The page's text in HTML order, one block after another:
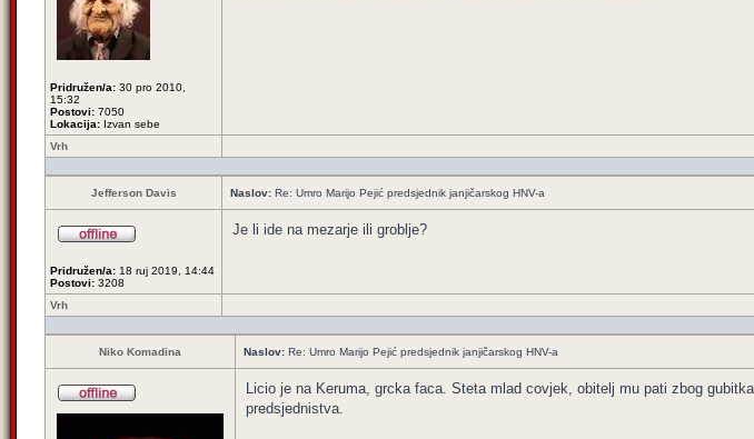
Pridružen/a: 30 pro 2010,
15:32
Postovi: 7050
Lokacija: Izvan sebe
Vrh
Jefferson Davis Naslov: Re: Umro Marijo Pejić predsjednik janjičarskog HNV-a
Pridružen/a: 18 ruj 2019, 14:44
Postovi: 3208
Je li ide na mezarje ili groblje?
Vrh
Niko Komadina Naslov: Re: Umro Marijo Pejić predsjednik janjičarskog HNV-a
Licio je na Keruma, grcka faca. Steta mlad covjek, obitelj mu pati zbog
predsjednistva.